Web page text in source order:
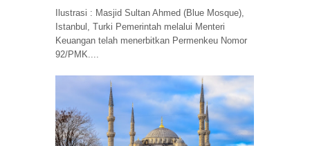
Ilustrasi : Masjid Sultan Ahmed (Blue Mosque),
Istanbul, Turki Pemerintah melalui Menteri
Keuangan telah menerbitkan Permenkeu Nomor
92/PMK....